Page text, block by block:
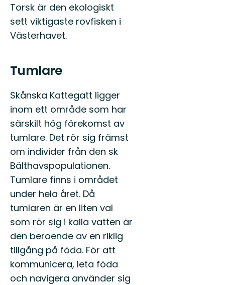
Torsk är den ekologiskt
sett viktigaste rovfisken i
Västerhavet.
Tumlare
Skånska Kattegatt ligger
inom ett område som har
särskilt hög förekomst av
tumlare. Det rör sig främst
om individer från den sk
Bälthavspopulationen.
Tumlare finns i området
under hela året. Då
tumlaren är en liten val
som rör sig i kalla vatten är
den beroende av en riklig
tillgång på föda. För att
kommunicera, leta föda
och navigera använder sig